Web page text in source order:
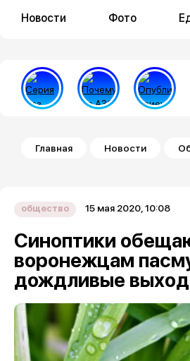
Новости Фото
Строка навигации
Главная Новости
общество 15 мая 2020, 10:08
Синоптики
воронежцам
дождливые